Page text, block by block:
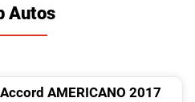
Autos
Accord AMERICANO 2017